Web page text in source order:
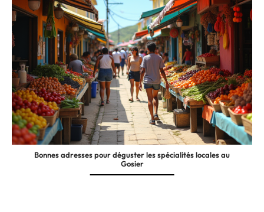
Bonnes adresses pour déguster les spécialités locales au
Gosier